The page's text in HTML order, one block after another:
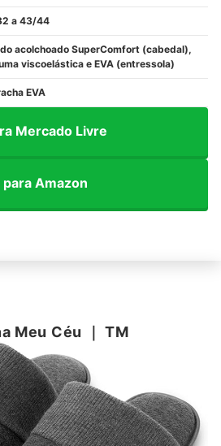
a 43/44
acolchoado SuperComfort (cabedal),
viscoelástica e EVA (entressola)
EVA
Mercado Livre
para Amazon
Meu Céu ｜TM